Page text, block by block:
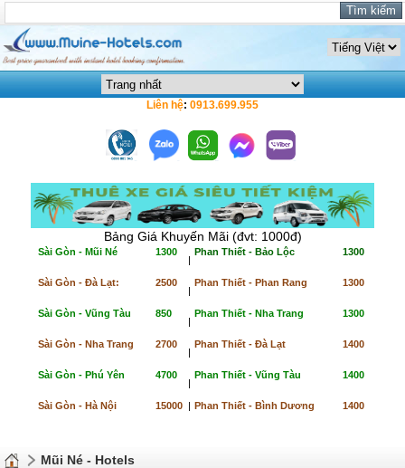
Liên hệ: 0913.699.955
Bảng Giá Khuyến Mãi (đvt: 1000đ)
Sài Gòn - Mũi Né 1300
|
Phan Thiết - Bảo Lộc 1300
Sài Gòn - Đà Lạt: 2500
|
Phan Thiết - Phan Rang 1300
Sài Gòn - Vũng Tàu 850
|
Phan Thiết - Nha Trang 1300
Sài Gòn - Nha Trang 2700
|
Phan Thiết - Đà Lạt 1400
Sài Gòn - Phú Yên 4700
|
Phan Thiết - Vũng Tàu 1400
Sài Gòn - Hà Nội 15000 | Phan Thiết - Bình Dương 1400
Mũi Né - Hotels